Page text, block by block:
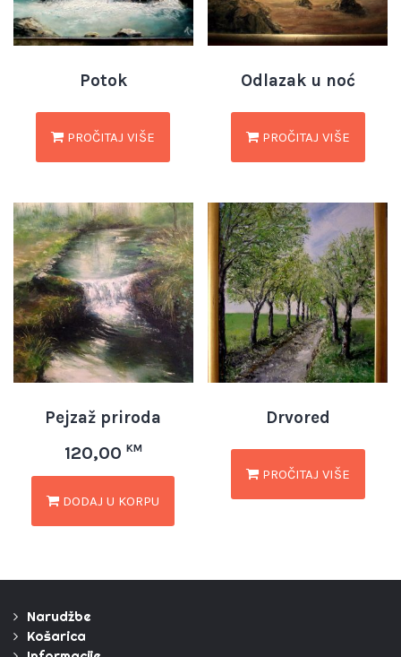
Potok
PROČITAJ VIŠE
Odlazak u noć
PROČITAJ VIŠE
Pejzaž priroda
120,00 KM
DODAJ U KORPU
Drvored
PROČITAJ VIŠE
Narudžbe
Košarica